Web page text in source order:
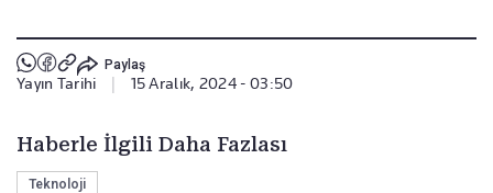
Paylaş
Yayın Tarihi 15 Aralık, 2024 - 03:50
Haberle İlgili Daha Fazlası
Teknoloji